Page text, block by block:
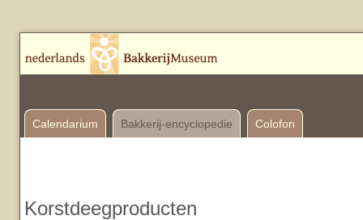
Calendarium Bakkerij-encyclopedie Colofon
Korstdeegproducten